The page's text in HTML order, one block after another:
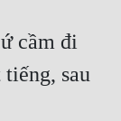
cầm đi
sau